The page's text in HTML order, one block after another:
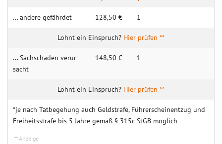
... andere gefährdet 128,50 € 1
Hier prüfen **
... Sach­schaden verur­
sacht
148,50 € 1
Hier prüfen **
*je nach Tatbegehung auch Geldstrafe, Führerscheinentzug und
Freiheitsstrafe bis 5 Jahre gemäß § 315c StGB möglich